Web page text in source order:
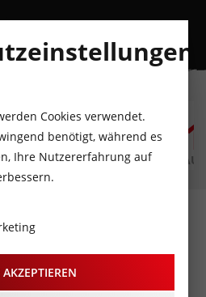
SO
9 MO
10
AUGUST
DI
11
AUGUST
Music
Bibiza
Beginn 16:00 Uhr
Cookies verwendet.
benötigt, während es
Ihre Nutzererfahrung auf